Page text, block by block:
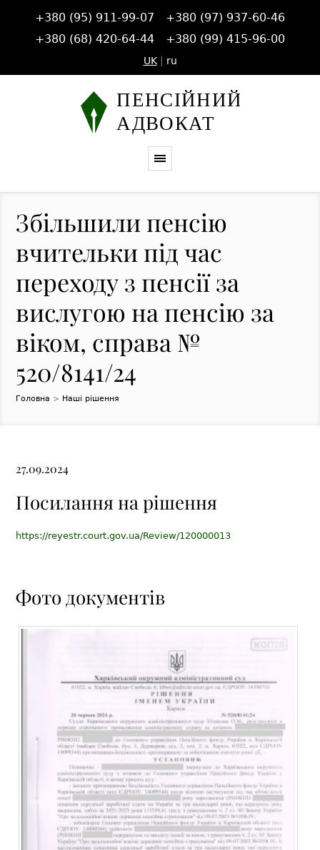
+380 (95) 911-99-07
+380 (97) 937-60-46
+380 (68) 420-64-44
+380 (99) 415-96-00
UK| ru
Збільшили пенсію
вчительки під час
переходу з пенсії за
вислугою на пенсію за
віком, справа №
520/8141/24
Головна > Наші рішення
27.09.2024
Посилання на рішення
https://reyestr.court.gov.ua/Review/120000013
Фото документів